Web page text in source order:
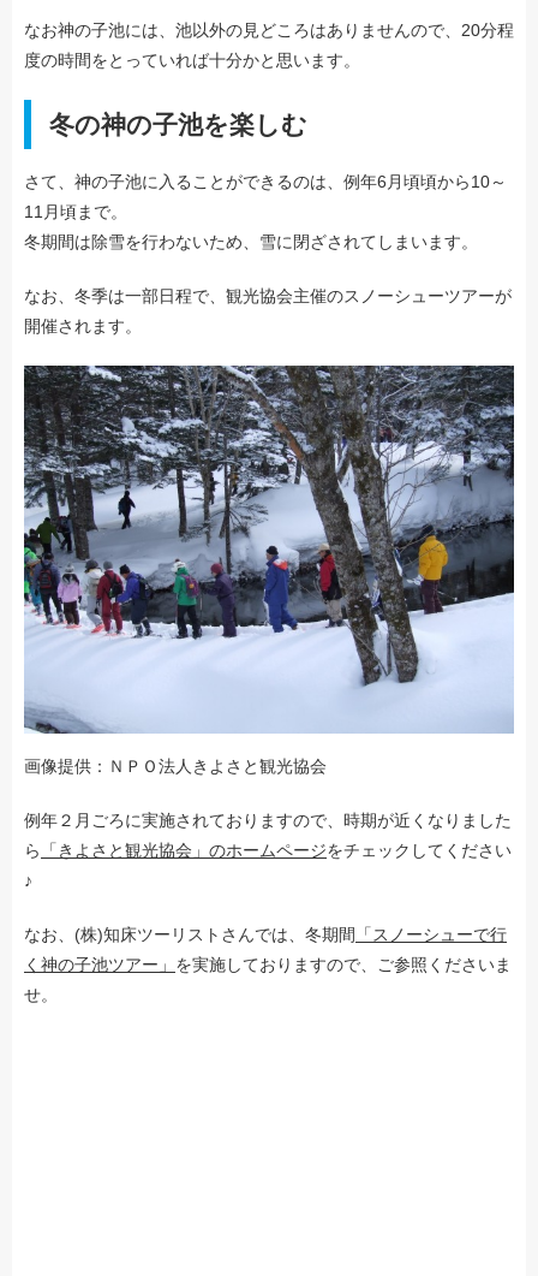
なお神の子池には、池以外の見どころはありませんので、20分程
度の時間をとっていれば十分かと思います。
冬の神の子池を楽しむ
さて、神の子池に入ることができるのは、例年6月頃頃から10～
11月頃まで。
冬期間は除雪を行わないため、雪に閉ざされてしまいます。
なお、冬季は一部日程で、観光協会主催のスノーシューツアーが
開催されます。
画像提供：ＮＰＯ法人きよさと観光協会
例年２月ごろに実施されておりますので、時期が近くなりました
ら
「きよさと観光協会」のホームページをチェックしてください
♪
なお、(株)知床ツーリストさんでは、冬期間
「スノーシューで行
く神の子池ツアー」 を実施しておりますので、ご参照くださいま
せ。